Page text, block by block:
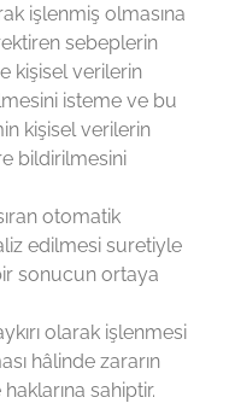
işlenmiş olmasına
sebeplerin
kişisel verilerin
isteme ve bu
kişisel verilerin
bildirilmesini
otomatik
edilmesi suretiyle
sonucun ortaya
olarak işlenmesi
hâlinde zararın
sahiptir.